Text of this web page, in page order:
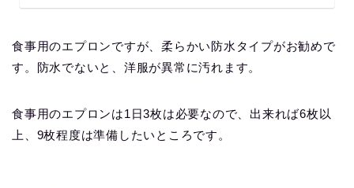
食事用のエプロンですが、柔らかい防水タイプがお勧めで
す。防水でないと、洋服が異常に汚れます。
食事用のエプロンは1日3枚は必要なので、出来れば6枚以
上、9枚程度は準備したいところです。